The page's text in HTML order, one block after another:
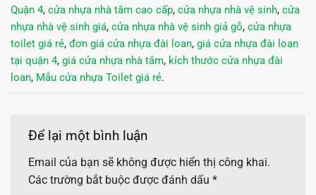
Quận 4, cửa nhựa nhà tắm cao cấp, cửa nhựa nhà vệ sinh, cửa
nhựa nhà vệ sinh giá, cửa nhựa nhà vệ sinh giả gỗ, cửa nhựa
toilet giá rẻ, đơn giá cửa nhựa đài loan, giá cửa nhựa đài loan
tại quận 4, giá cửa nhựa nhà tắm, kích thước cửa nhựa đài
loan, Mẫu cửa nhựa Toilet giá rẻ.
Để lại một bình luận
Email của bạn sẽ không được hiển thị công khai.
Các trường bắt buộc được đánh dấu *